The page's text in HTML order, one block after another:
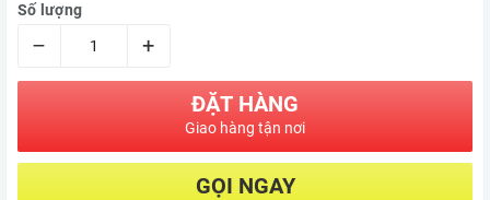
Số lượng
– +
ĐẶT HÀNG
Giao hàng tận nơi
GỌI NGAY